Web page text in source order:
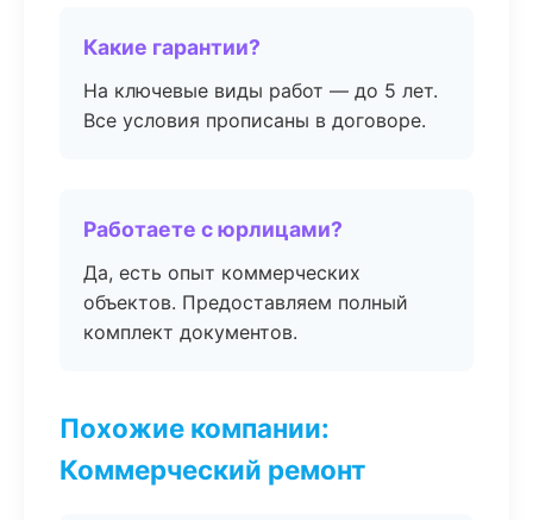
Какие гарантии?
На ключевые виды работ — до 5 лет.
Все условия прописаны в договоре.
Работаете с юрлицами?
Да, есть опыт коммерческих
объектов. Предоставляем полный
комплект документов.
Похожие компании:
Коммерческий ремонт